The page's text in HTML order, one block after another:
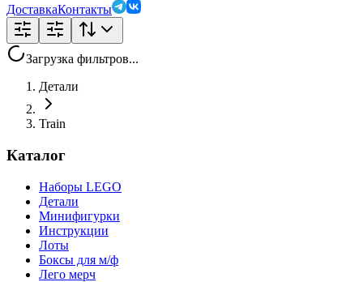
ДоставкаКонтакты
Загрузка фильтров...
Детали
Train
Каталог
Наборы LEGO
Детали
Минифигурки
Инструкции
Лоты
Боксы для м/ф
Лего мерч